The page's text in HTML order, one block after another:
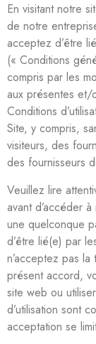
En visitant notre
de notre
acceptez d’être
(« Conditions
compris par les
aux présentes et/
Conditions
Site, y compris,
visiteurs, des
des fournisseurs
Veuillez lire
avant d’accéder
une quelconque
d’être lié(e) par
n’acceptez pas
présent accord,
site web ou
d’utilisation sont
acceptation se